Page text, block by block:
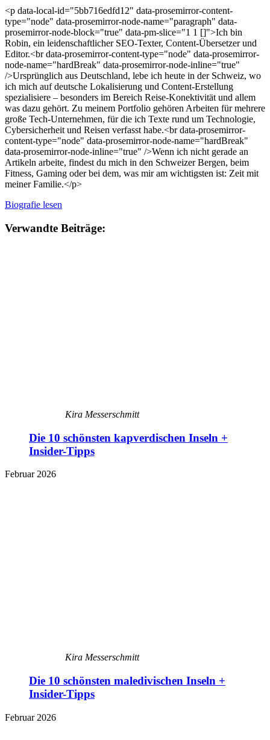
<p data-local-id="5bb716edfd12" data-prosemirror-content-
type="node" data-prosemirror-node-name="paragraph" data-
prosemirror-node-block="true" data-pm-slice="1 1 []">Ich bin
Robin, ein leidenschaftlicher SEO-Texter, Content-Übersetzer und
Editor.<br data-prosemirror-content-type="node" data-prosemirror-
node-name="hardBreak" data-prosemirror-node-inline="true"
/>Ursprünglich aus Deutschland, lebe ich heute in der Schweiz, wo
ich mich auf deutsche Lokalisierung und Content-Erstellung
spezialisiere – besonders im Bereich Reise-Konektivität und allem
was dazu gehört. Zu meinem Portfolio gehören Arbeiten für mehrere
große Tech-Unternehmen, für die ich Texte rund um Technologie,
Cybersicherheit und Reisen verfasst habe.<br data-prosemirror-
content-type="node" data-prosemirror-node-name="hardBreak"
data-prosemirror-node-inline="true" />Wenn ich nicht gerade an
Artikeln arbeite, findest du mich in den Schweizer Bergen, beim
Fitness, Gaming oder bei dem, was mir am wichtigsten ist: Zeit mit
meiner Familie.</p>
Biografie lesen
Verwandte Beiträge:
Kira Messerschmitt
Die 10 schönsten kapverdischen Inseln +
Insider-Tipps
Februar 2026
Kira Messerschmitt
Die 10 schönsten maledivischen Inseln +
Insider-Tipps
Februar 2026